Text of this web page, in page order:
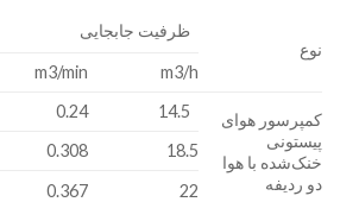
نوع
ظرفیت جابجایی
m3/h
m3/min
کمپرسور هوای
پیستونی
خنک‌شده با هوا
دو ردیفه
14.5
0.24
18.5
0.308
22
0.367